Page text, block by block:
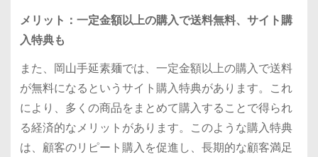
メリット：一定金額以上の購入で送料無料、サイト購
入特典も
また、岡山手延素麺では、一定金額以上の購入で送料
が無料になるというサイト購入特典があります。これ
により、多くの商品をまとめて購入することで得られ
る経済的なメリットがあります。このような購入特典
は、顧客のリピート購入を促進し、長期的な顧客満足